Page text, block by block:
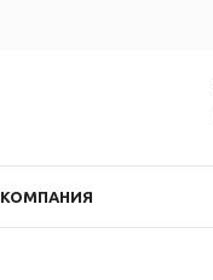
КОМПАНИЯ